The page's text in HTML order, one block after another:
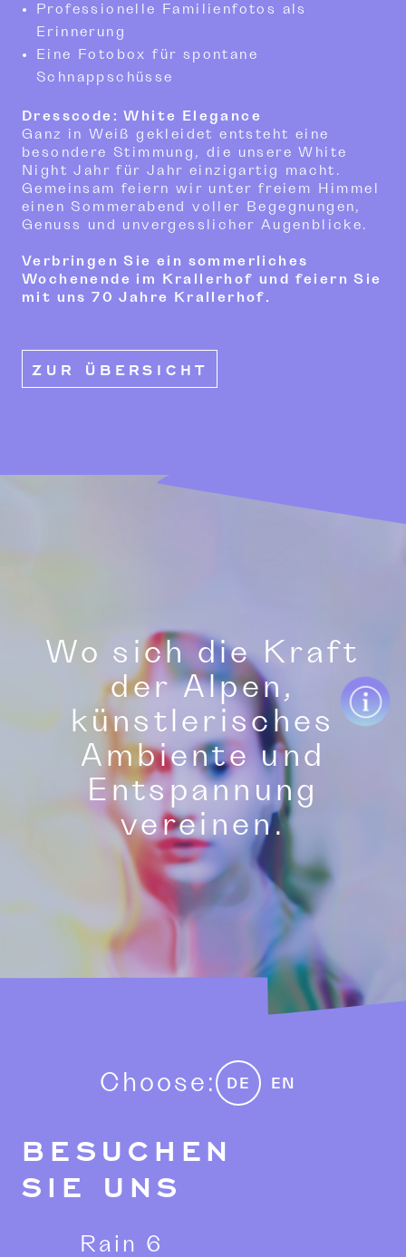
Professionelle Familienfotos als
Erinnerung
Eine Fotobox für spontane
Schnappschüsse
Dresscode: White Elegance
Ganz in Weiß gekleidet entsteht eine
besondere Stimmung, die unsere White
Night Jahr für Jahr einzigartig macht.
Gemeinsam feiern wir unter freiem Himmel
einen Sommerabend voller Begegnungen,
Genuss und unvergesslicher Augenblicke.
Verbringen Sie ein sommerliches
Wochenende im Krallerhof und feiern Sie
mit uns 70 Jahre Krallerhof.
ZUR ÜBERSICHT
Wo sich die Kraft
der Alpen,
künstlerisches
Ambiente und
Entspannung
vereinen.
BESUCHEN
SIE UNS
Rain 6
Choose: DE EN